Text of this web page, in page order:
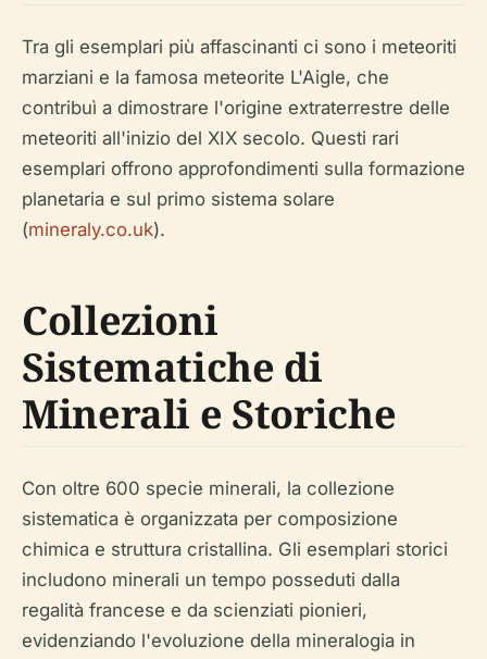
Tra gli esemplari più affascinanti ci sono i meteoriti
marziani e la famosa meteorite L'Aigle, che
contribuì a dimostrare l'origine extraterrestre delle
meteoriti all'inizio del XIX secolo. Questi rari
esemplari offrono approfondimenti sulla formazione
planetaria e sul primo sistema solare
(mineraly.co.uk).
Collezioni
Sistematiche di
Minerali e Storiche
Con oltre 600 specie minerali, la collezione
sistematica è organizzata per composizione
chimica e struttura cristallina. Gli esemplari storici
includono minerali un tempo posseduti dalla
regalità francese e da scienziati pionieri,
evidenziando l'evoluzione della mineralogia in